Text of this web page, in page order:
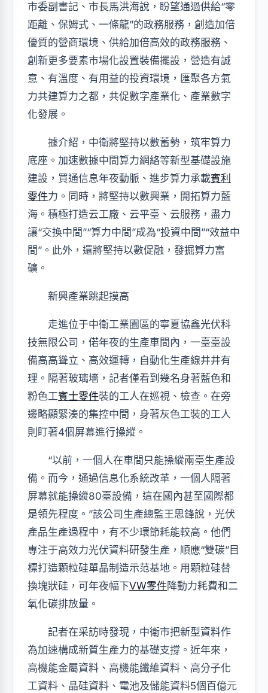
市委副書記、市長馬洪海說，盼望通過供給“零
距離、保姆式、一條龍”的政務服務，創造加倍
優質的營商環境、供給加倍高效的政務服務、
創新更多要素市場化設置裝備擺設，營造有誠
意、有溫度、有用益的投資環境，匯聚各方氣
力共建算力之都，共促數字產業化、產業數字
化發展。
據介紹，中衛將堅持以數蓄勢，筑牢算力
底座。加速數據中間算力網絡等新型基礎設施
建設，買通信息年夜動脈、進步算力承載賓利
零件力。同時，將堅持以數興業，開拓算力藍
海。積極打造云工廠、云平臺、云服務，盡力
讓“交換中間”“算力中間”成為“投資中間”“效益中
間”。此外，還將堅持以數促融，發掘算力富
礦。
新興產業跳起摸高
走進位于中衛工業園區的寧夏協鑫光伏科
技無限公司，偌年夜的生產車間內，一臺臺設
備高高聳立、高效運轉，自動化生產線井井有
理。隔著玻璃墻，記者僅看到幾名身著藍色和
粉色工賓士零件裝的工人在巡視、檢查。在旁
邊略顯緊湊的集控中間，身著灰色工裝的工人
則盯著4個屏幕進行操縱。
“以前，一個人在車間只能操縱兩臺生產設
備。而今，通過信息化系統改革，一個人隔著
屏幕就能操縱80臺設備，這在國內甚至國際都
是領先程度。”該公司生產總監王思鋒說，光伏
產品生產過程中，有不少環節耗能較高。他們
專注于高效力光伏資料研發生產，順應“雙碳”目
標打造顆粒硅單晶制造示范基地。用顆粒硅替
換塊狀硅，可年夜幅下VW零件降動力耗費和二
氧化碳排放量。
記者在采訪時發現，中衛市把新型資料作
為加速構成新質生產力的基礎支撐。近年來，
高機能金屬資料、高機能纖維資料、高分子化
工資料、晶硅資料、電池及儲能資料5個百億元